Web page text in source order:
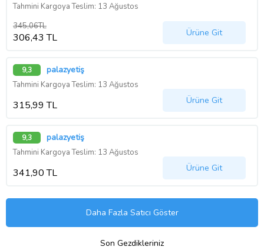
Tahmini Kargoya Teslim: 13 Ağustos
345,06TL
306,43 TL Ürüne Git
9,3 palazyetiş
Tahmini Kargoya Teslim: 13 Ağustos
315,99 TL Ürüne Git
9,3 palazyetiş
Tahmini Kargoya Teslim: 13 Ağustos
341,90 TL Ürüne Git
Daha Fazla Satıcı Göster
Son Gezdikleriniz